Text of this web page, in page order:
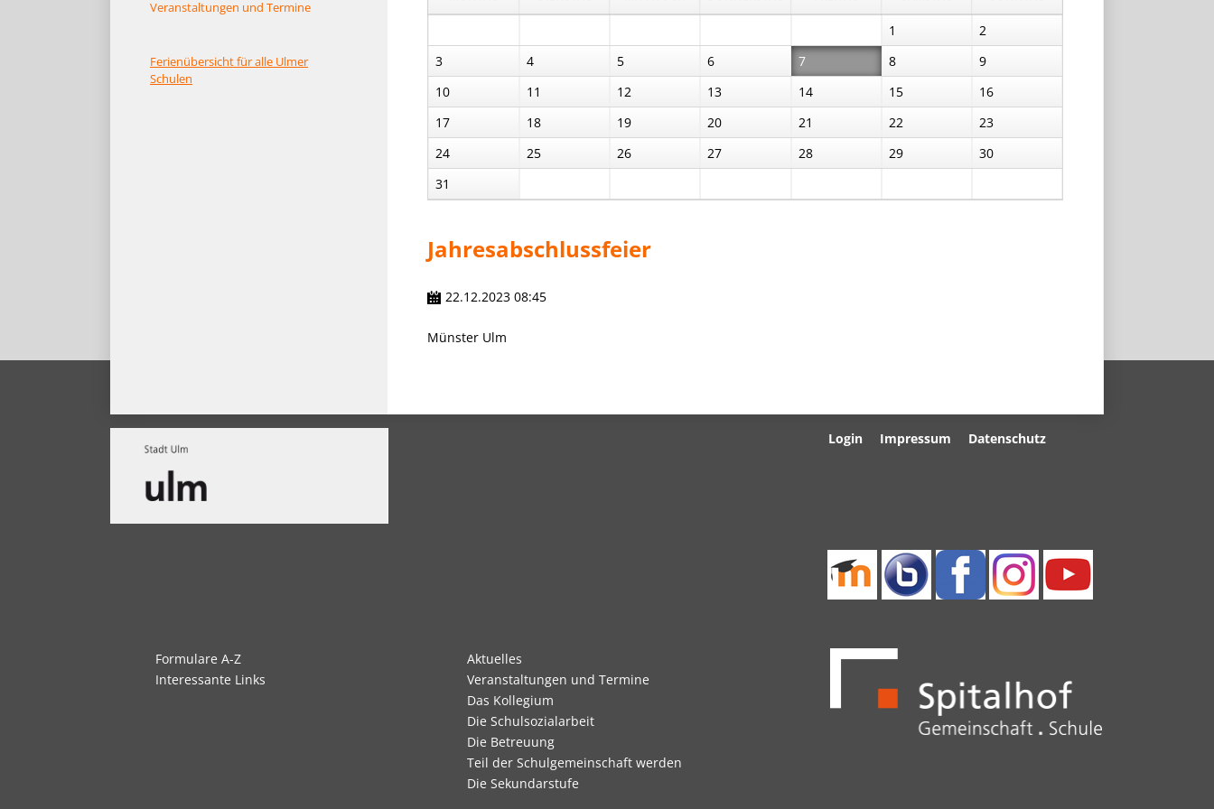
Veranstaltungen und Termine
Ferienübersicht für alle Ulmer
Schulen
1
2
3
4 5 6 7 8
9
10
11 12 13 14 15
16
17
18 19 20 21 22
23
24
25 26 27 28 29
30
31
Jahresabschlussfeier
22.12.2023 08:45
Münster Ulm
Navigation
Login Impressum Datenschutz
Navigation
überspringen
Formulare A-Z
Interessante Links
Navigation
überspringen
Aktuelles
Veranstaltungen und Termine
Das Kollegium
Die Schulsozialarbeit
Die Betreuung
Teil der Schulgemeinschaft werden
Die Sekundarstufe